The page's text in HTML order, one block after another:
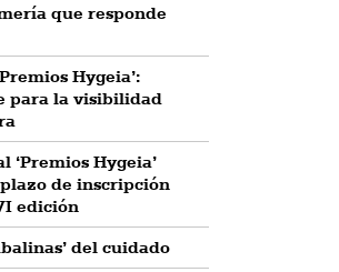
que responde
Hygeia’:
para la visibilidad
‘Premios Hygeia’
de inscripción
edición
del cuidado